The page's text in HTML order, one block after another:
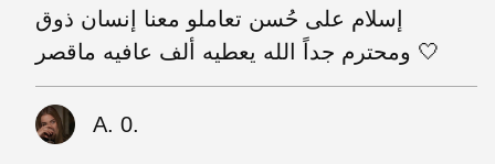
إسلام على حُسن تعاملو معنا إنسان ذوق
ومحترم جداً الله يعطيه ألف عافيه ماقصر 🤍
A. 0.